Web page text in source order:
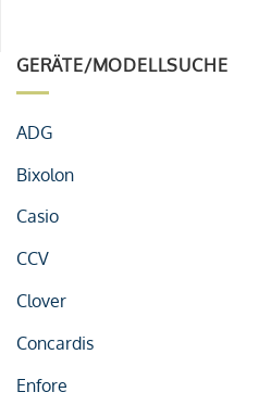
GERÄTE/MODELLSUCHE
ADG
Bixolon
Casio
CCV
Clover
Concardis
Enfore